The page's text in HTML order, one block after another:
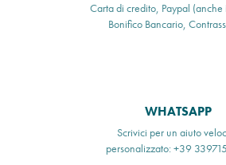
Carta di credito, Paypal
Bonifico Bancario,
WHATSAPP
Scrivici per un aiuto
personalizzato: +39